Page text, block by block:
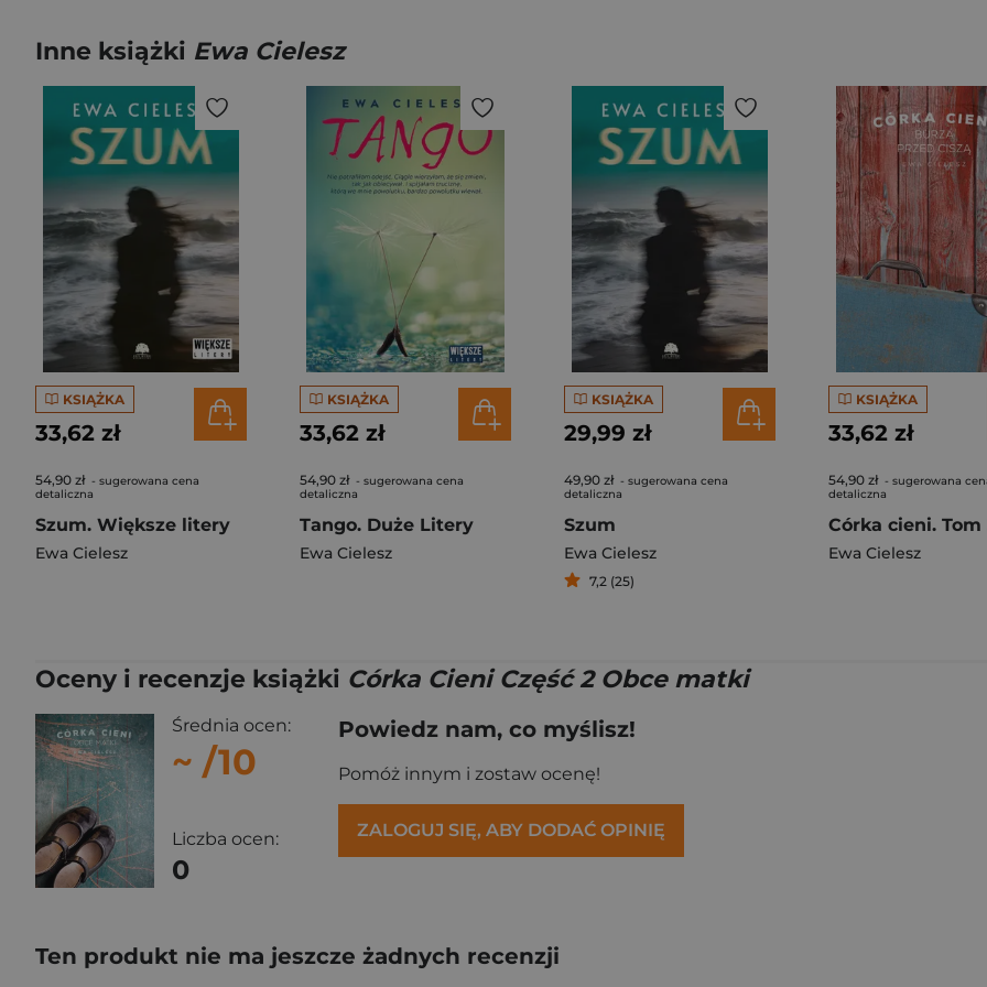
Inne książki Ewa Cielesz
KSIĄŻKA
33,62 zł
54,90 zł - sugerowana cena
detaliczna
Szum. Większe litery
Ewa Cielesz
KSIĄŻKA
33,62 zł
54,90 zł - sugerowana cena
detaliczna
Tango. Duże Litery
Ewa Cielesz
KSIĄŻKA
29,99 zł
49,90 zł - sugerowana cena
detaliczna
Szum
Ewa Cielesz
7,2 (25)
KSIĄŻKA
33,62 zł
54,90 zł - sugerowana
detaliczna
Ewa Cielesz
Oceny i recenzje książki Córka Cieni Część 2 Obce matki
Średnia ocen:
~ /10
Liczba ocen:
0
Powiedz nam, co myślisz!
Pomóż innym i zostaw ocenę!
ZALOGUJ SIĘ, ABY DODAĆ OPINIĘ
Ten produkt nie ma jeszcze żadnych recenzji